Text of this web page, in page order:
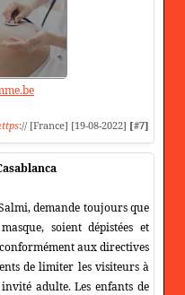
:// [France] [19-08-2022] [#7]
demande toujours que
soient dépistées et
aux directives
de limiter les visiteurs à
adulte. Les enfants de